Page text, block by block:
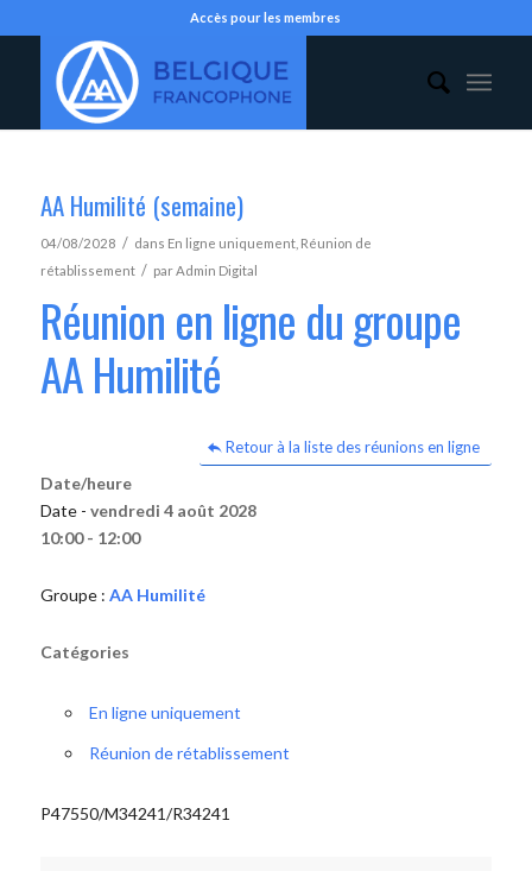
Accès pour les membres
AA Humilité (semaine)
04/08/2028 / dans En ligne uniquement, Réunion de
rétablissement / parAdmin Digital
Réunion en ligne du groupe
AA Humilité
Retour à la liste des réunions en ligne
Date/heure
Date - vendredi 4 août 2028
10:00 - 12:00
Groupe : AA Humilité
Catégories
En ligne uniquement
Réunion de rétablissement
P47550/M34241/R34241